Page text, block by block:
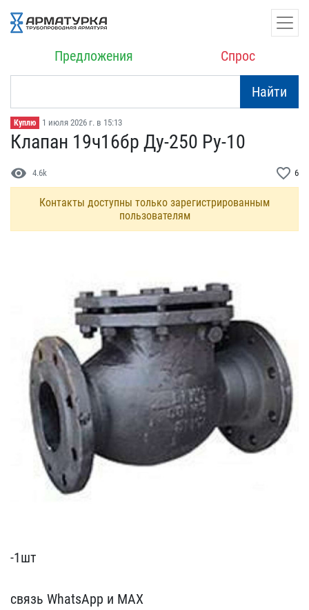
Предложения Спрос
Найти
Куплю 1 июля 2026 г. в 15:13
Клапан 19ч16бр Ду-250 Ру​-10
visibility 4.6k favorite_border 6
Контакты доступны только зарегистрированным
пользователям
-1шт
связь WhatsApp и ​MAX